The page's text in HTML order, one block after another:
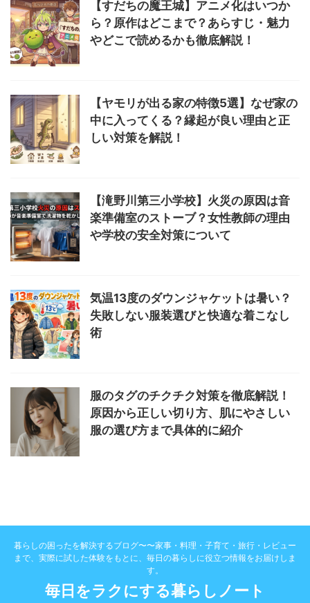
【すだちの魔王城】アニメ化はいつか
ら？原作はどこまで？あらすじ・魅力
やどこで読めるかも徹底解説！
【ヤモリが出る家の特徴5選】なぜ家の
中に入ってくる？縁起が良い理由と正
しい対策を解説！
【滝野川第三小学校】火災の原因は音
楽準備室のストーブ？女性教師の理由
や学校の安全対策について
気温13度のダウンジャケットは暑い？
失敗しない服装選びと快適な着こなし
術
服のタグのチクチク対策を徹底解説！
原因から正しい切り方、肌にやさしい
服の選び方まで具体的に紹介
暮らしの困ったを解決するブログ〜〜家事・料理・子育て・旅行・レビュー
まで、実際に試した体験をもとに、毎日の暮らしに役立つ情報をお届けしま
す。
毎日をラクにする暮らしノート